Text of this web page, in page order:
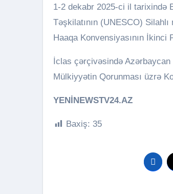
1-2 dekabr 2025-ci il tarixində
Təşkilatının (UNESCO)
Haaqa Konvensiyasının
İclas çərçivəsində Azərbaycan
Mülkiyyətin Qorunması üzrə
YENİNEWSTV24.AZ
Baxiş: 35